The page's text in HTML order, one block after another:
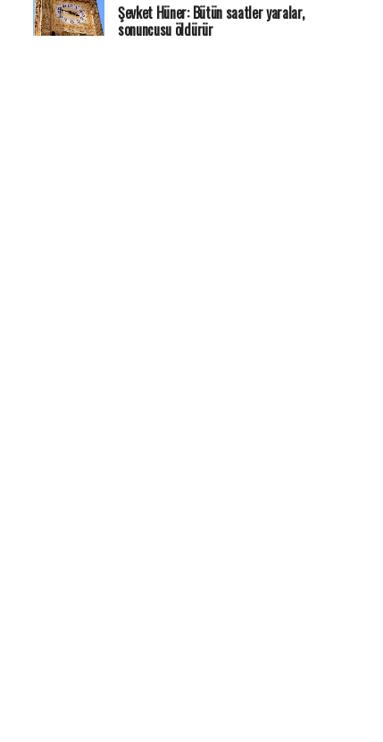
Şevket Hüner: Bütün saatler yaralar,
sonuncusu öldürür